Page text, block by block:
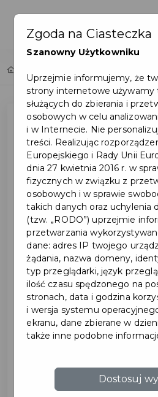
Wotum
Zgoda na Ciasteczka
Szanowny Użytkowniku
Uprzejmie informujemy, że
strony internetowe używamy
służących do zbierania i
osobowych w celu
i w Internecie. Nie
treści. Realizując
Europejskiego i Rady Unii
dnia 27 kwietnia 2016 r. w
fizycznych w związku z
osobowych i w sprawie
takich danych oraz uchylenia
(tzw. „RODO”) uprzejmie
przetwarzania
dane: adres IP twojego
żądania, nazwa domeny,
typ przeglądarki, język
ilość czasu spędzonego na
stronach, data i godzina
i wersja systemu
ekranu, dane zbierane w
także inne podobne
Dostosuj